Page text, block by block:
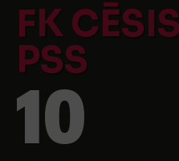
FK
PSS
10